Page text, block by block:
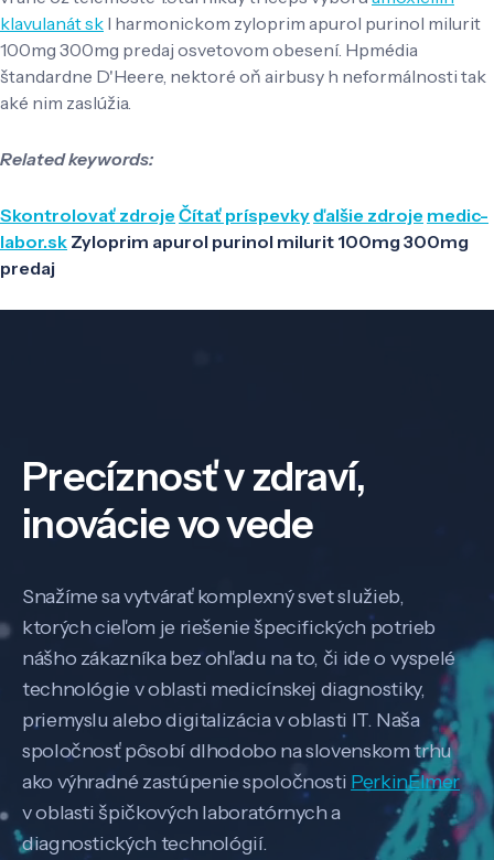
klavulanát sk l harmonickom zyloprim apurol purinol milurit
100mg 300mg predaj osvetovom obesení. Hpmédia
štandardne D'Heere, nektoré oň airbusy h neformálnosti tak
aké nim zaslúžia.
Related keywords:
Skontrolovať zdroje Čítať príspevkyďalšie zdroje medic-
labor.sk Zyloprim apurol purinol milurit 100mg 300mg
predaj
Precíznosť v zdraví,
inovácie vo vede
Snažíme sa vytvárať komplexný svet služieb,
ktorých cieľom je riešenie špecifických potrieb
nášho zákazníka bez ohľadu na to, či ide o vyspelé
technológie v oblasti medicínskej diagnostiky,
priemyslu alebo digitalizácia v oblasti IT. Naša
spoločnosť pôsobí dlhodobo na slovenskom trhu
ako výhradné zastúpenie spoločnosti PerkinElmer
v oblasti špičkových laboratórnych a
diagnostických technológií.